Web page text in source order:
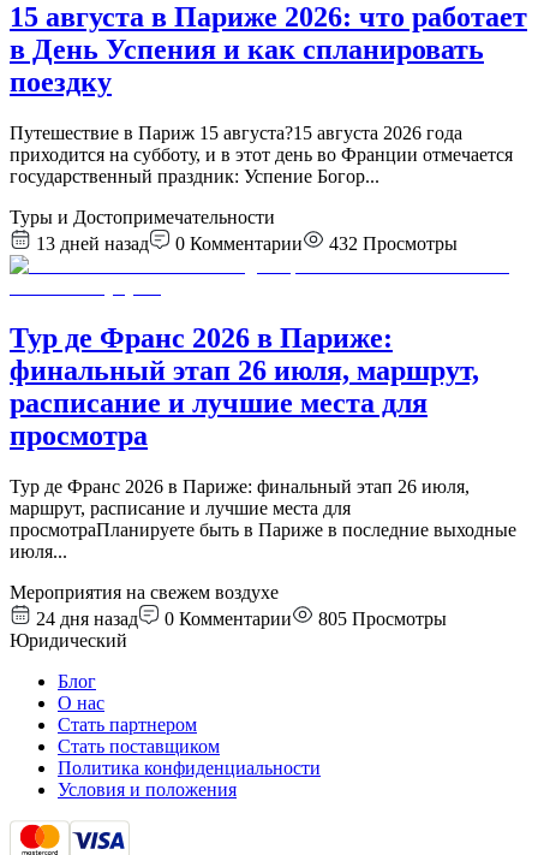
15 августа в Париже 2026: что работает
в День Успения и как спланировать
поездку
Путешествие в Париж 15 августа?15 августа 2026 года
приходится на субботу, и в этот день во Франции отмечается
государственный праздник: Успение Богор...
Туры и Достопримечательности
13 дней назад
0 Комментарии 432 Просмотры
Тур де Франс 2026 в Париже:
финальный этап 26 июля, маршрут,
расписание и лучшие места для
просмотра
Тур де Франс 2026 в Париже: финальный этап 26 июля,
маршрут, расписание и лучшие места для
просмотраПланируете быть в Париже в последние выходные
июля...
Мероприятия на свежем воздухе
24 дня назад
0 Комментарии 805 Просмотры
Юридический
Блог
О нас
Стать партнером
Стать поставщиком
Политика конфиденциальности
Условия и положения